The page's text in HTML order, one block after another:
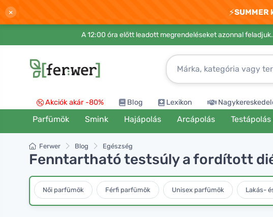
× ⚡
A 12:00 óra előtt leadott megrendeléseket azonnal feladjuk. |
Akciók akár -80% Blog Lexikon
Parfümök Smink Hajápolás Arcápolás
Ferwer Blog Egészség
Fenntartható testsúly a fordított
Női parfümök Férfi parfümök Unisex parfümök Lakás-